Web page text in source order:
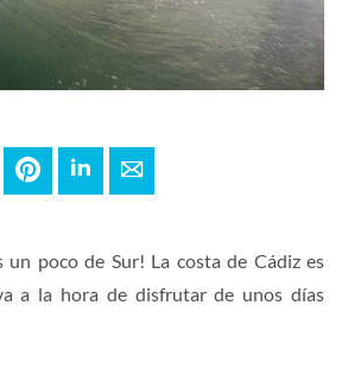
PinterestLinkedInE-mail
un poco de Sur! La costa de Cádiz es
a la hora de disfrutar de unos días